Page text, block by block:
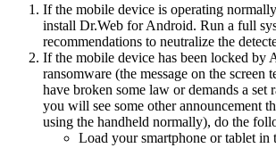
If the mobile device is operating
install Dr.Web for Android. Run a full
recommendations to neutralize the
If the mobile device has been locked by
ransomware (the message on the screen
have broken some law or demands a set
you will see some other announcement
using the handheld normally), do the
Load your smartphone or tablet in